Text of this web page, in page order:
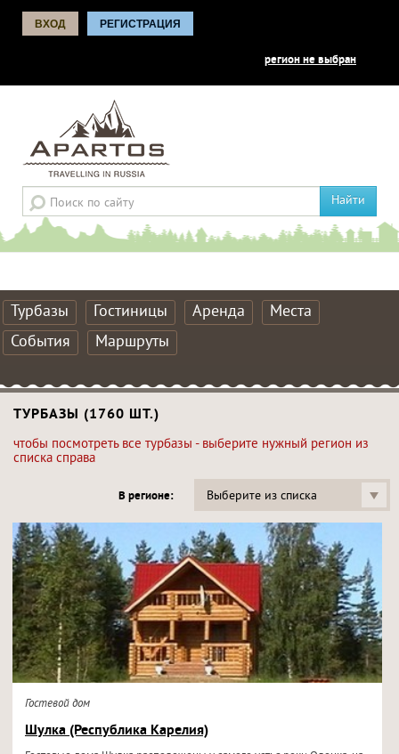
ВХОД РЕГИСТРАЦИЯ
регион не выбран
Найти
Турбазы Гостиницы Аренда
Места
События
Маршруты
ТУРБАЗЫ (1760 ШТ.)
чтобы посмотреть все турбазы - выберите нужный регион из
списка справа
В регионе: Выберите из списка
Гостевой дом
Шулка (Республика Карелия)